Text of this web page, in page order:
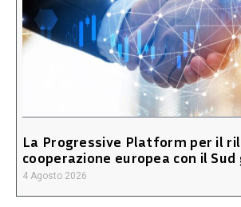
La Progressive Platform per il
cooperazione europea con il Sud
4 Agosto 2026